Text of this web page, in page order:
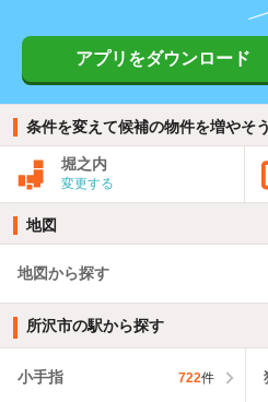
アプリをダウンロード
条件を変えて候補の物件を増やそ
堀之内
変更する
地図
地図から探す
所沢市の駅から探す
小手指 722件